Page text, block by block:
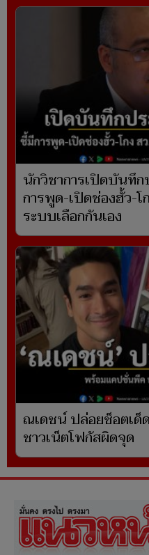
นักวิชาการเปิดบันทึ
การพูด-เปิดช่องฮั้ว-
ระบบเลือกกันเอง
ณเดชน์ ปล่อยช็อตเ
ชาวเน็ตโฟกัสผิดจุด